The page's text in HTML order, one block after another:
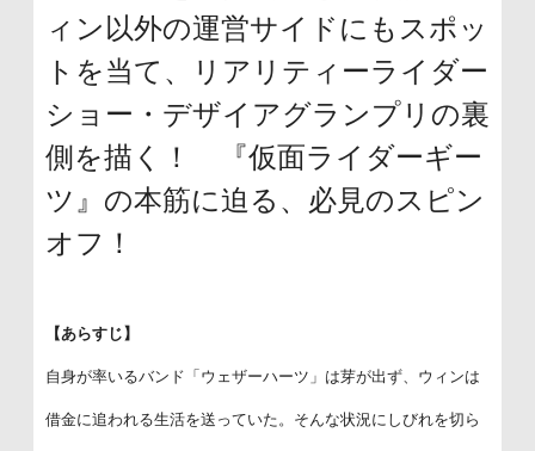
ィン以外の運営サイドにもスポッ
トを当て、リアリティーライダー
ショー・デザイアグランプリの裏
側を描く！ 『仮面ライダーギー
ツ』の本筋に迫る、必見のスピン
オフ！
【あらすじ】
自身が率いるバンド「ウェザーハーツ」は芽が出ず、ウィンは
借金に追われる生活を送っていた。そんな状況にしびれを切ら